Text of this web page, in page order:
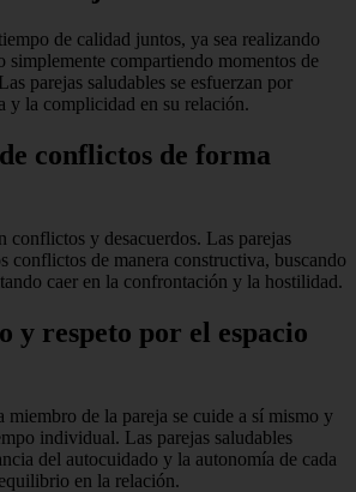
de calidad juntos, ya sea realizando
simplemente compartiendo momentos de
parejas saludables se esfuerzan por
y la complicidad en su relación.
conflictos de forma
conflictos y desacuerdos. Las parejas
conflictos de manera constructiva, buscando
caer en la confrontación y la hostilidad.
y respeto por el espacio
miembro de la pareja se cuide a sí mismo y
individual. Las parejas saludables
del autocuidado y la autonomía de cada
en la relación.